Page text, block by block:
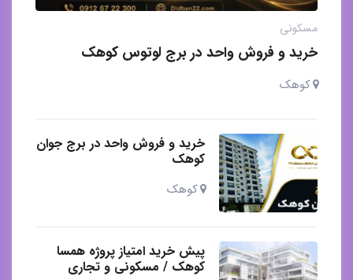
مسکونی
خرید و فروش واحد در برج لوتوس کوهک
کوهک
خرید و فروش واحد در برج جوان
کوهک
کوهک
پیش خرید امتیاز پروژه همسا
کوهک / مسکونی و تجاری